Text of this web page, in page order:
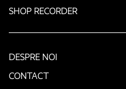
SHOP RECORDER
DESPRE NOI
CONTACT